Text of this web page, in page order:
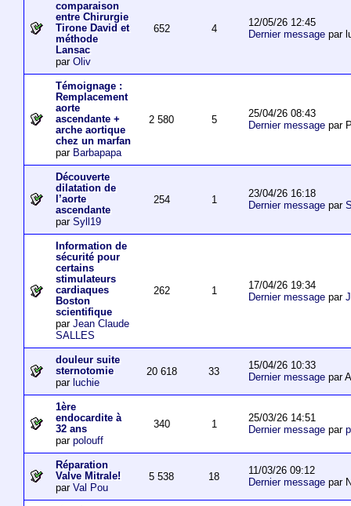
comparaison
entre Chirurgie
Tirone David et
méthode
Lansac
par Oliv
652 4
12/05/26 12:45
Dernier messagepar
Témoignage :
Remplacement
aorte
ascendante +
arche aortique
chez un marfan
par Barbapapa
2 580 5
25/04/26 08:43
Dernier messagepar
Découverte
dilatation de
l’aorte
ascendante
par Syll19
254 1
23/04/26 16:18
Dernier messagepar
Information de
sécurité pour
certains
stimulateurs
cardiaques
Boston
scientifique
par Jean Claude
SALLES
262 1
17/04/26 19:34
Dernier messagepar
douleur suite
sternotomie
par luchie
20 618 33
15/04/26 10:33
Dernier messagepar
1ère
endocardite à
32 ans
par polouff
340 1
25/03/26 14:51
Dernier messagepar
Réparation
Valve Mitrale!
par Val Pou
5 538 18
11/03/26 09:12
Dernier messagepar